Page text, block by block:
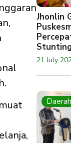
Jhonlin
21 July
Daerah